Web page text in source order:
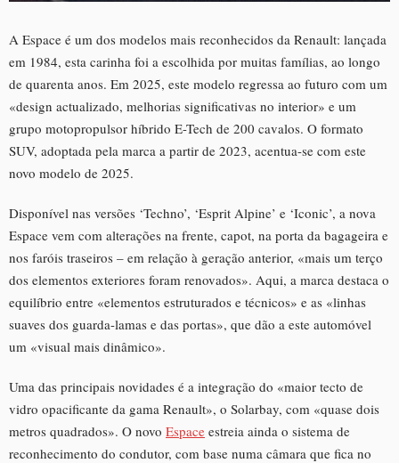
A Espace é um dos modelos mais reconhecidos da Renault: lançada
em 1984, esta carinha foi a escolhida por muitas famílias, ao longo
de quarenta anos. Em 2025, este modelo regressa ao futuro com um
«design actualizado, melhorias significativas no interior» e um
grupo motopropulsor híbrido E-Tech de 200 cavalos. O formato
SUV, adoptada pela marca a partir de 2023, acentua-se com este
novo modelo de 2025.
Disponível nas versões ‘Techno’, ‘Esprit Alpine’ e ‘Iconic’, a nova
Espace vem com alterações na frente, capot, na porta da bagageira e
nos faróis traseiros – em relação à geração anterior, «mais um terço
dos elementos exteriores foram renovados». Aqui, a marca destaca o
equilíbrio entre «elementos estruturados e técnicos» e as «linhas
suaves dos guarda-lamas e das portas», que dão a este automóvel
um «visual mais dinâmico».
Uma das principais novidades é a integração do «maior tecto de
vidro opacificante da gama Renault», o Solarbay, com «quase dois
metros quadrados». O novo Espace estreia ainda o sistema de
reconhecimento do condutor, com base numa câmara que fica no